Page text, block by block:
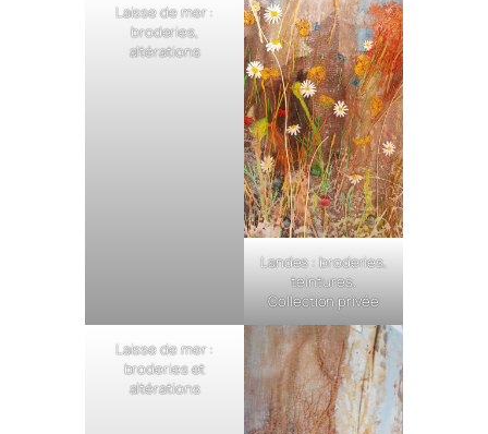
Laisse de mer :
broderies,
altérations
Landes : broderies,
teintures.
Collection privée
Laisse de mer :
broderies et
altérations